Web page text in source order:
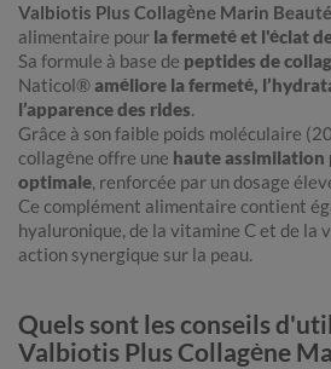
Valbiotis Plus Collagène Marin Beauté
alimentaire pour la fermeté et l'éclat
Sa formule à base de peptides de
Naticol®améliore la fermeté,
l’apparence des rides.
Grâce à son faible poids moléculaire
collagène offre une haute assimilation
optimale, renforcée par un dosage
Ce complément alimentaire contient
hyaluronique, de la vitamine C et de la
action synergique sur la peau.
Quels sont les conseils
Valbiotis Plus Collagène